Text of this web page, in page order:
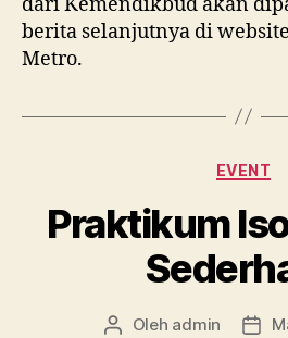
berita selanjutnya di
Metro.
EVENT
Praktikum
Penulis
Oleh admin